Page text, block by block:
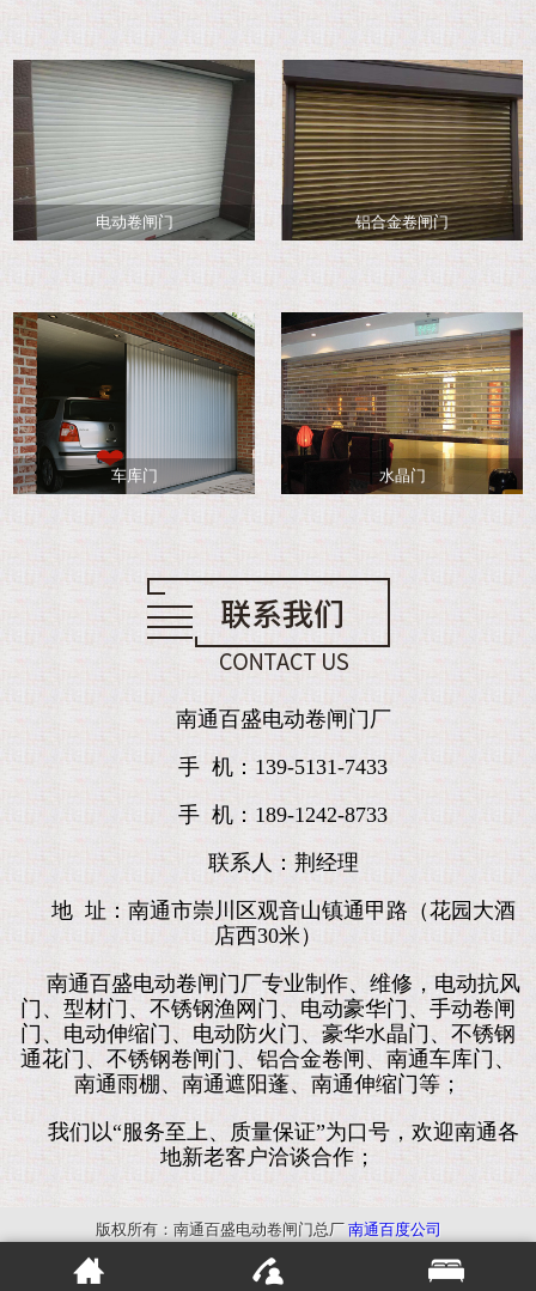
电动卷闸门 铝合金卷闸门
车库门 水晶门
南通百盛电动卷闸门厂
手 机：139-5131-7433
手 机：189-1242-8733
联系人：荆经理
地 址：南通市崇川区观音山镇通甲路（花园大酒
店西30米）
南通百盛电动卷闸门厂专业制作、维修，电动抗风
门、型材门、不锈钢渔网门、电动豪华门、手动卷闸
门、电动伸缩门、电动防火门、豪华水晶门、不锈钢
通花门、不锈钢卷闸门、铝合金卷闸、南通车库门、
南通雨棚、南通遮阳蓬、南通伸缩门等；
我们以“服务至上、质量保证”为口号，欢迎南通各
地新老客户洽谈合作；
版权所有：南通百盛电动卷闸门总厂 南通百度公司